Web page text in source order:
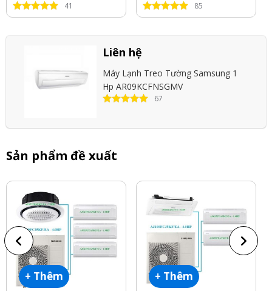
41 85
Liên hệ
Máy Lạnh Treo Tường Samsung 1
Hp AR09KCFNSGMV
67
Sản phẩm đề xuất
+ Thêm + Thêm